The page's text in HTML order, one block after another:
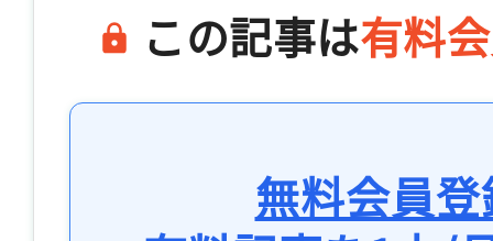
この記事は有料
無料会員